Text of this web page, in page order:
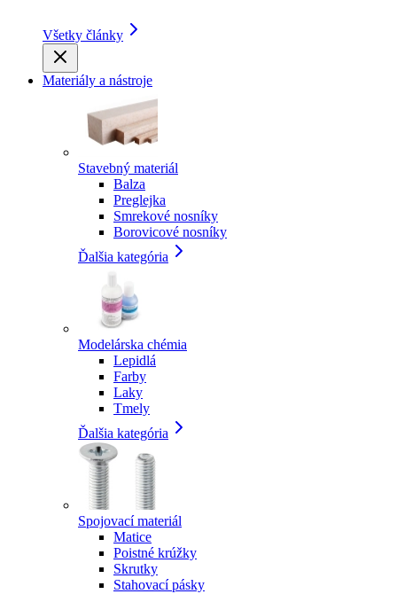
Všetky články
Materiály a nástroje
Stavebný materiál
Balza
Preglejka
Smrekové nosníky
Borovicové nosníky
Ďalšia kategória
Modelárska chémia
Lepidlá
Farby
Laky
Tmely
Ďalšia kategória
Spojovací materiál
Matice
Poistné krúžky
Skrutky
Stahovací pásky